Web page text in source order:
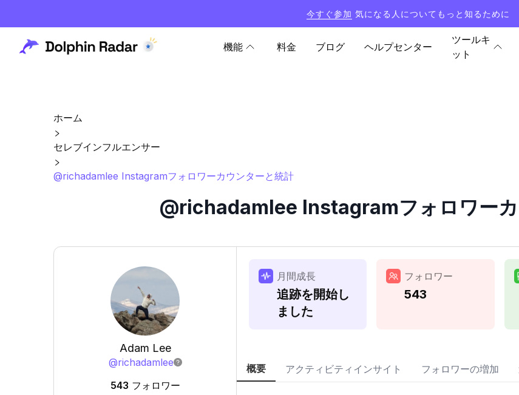
今すぐ参加 気になる人についてもっと知るために
機能 料金 ブログ ヘルプセンター
ツールキ
ット
ホーム
セレブインフルエンサー
@richadamlee Instagramフォロワーカウンターと統計
@richadamlee Instagramフォロワー
Adam Lee
@richadamlee
543 フォロワー
月間成長
追跡を開始し
ました
フォロワー
543
概要 アクティビティインサイト フォロワーの増加